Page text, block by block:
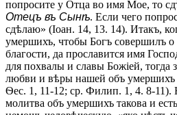
попросите у Отца во имя Мое, то
Отецъ въ Сынѣ. Если чего
сдѣлаю» (Іоан. 14, 13. 14). Итакъ,
умершихъ, чтобы Богъ совершилъ о
благости, да прославится имя
для похвалы и славы Божіей, тогда
любви и вѣры нашей объ умершихъ
Ѳес. 1, 11-12; ср. Филип. 1, 4. 8-11).
молитва объ умершихъ такова и